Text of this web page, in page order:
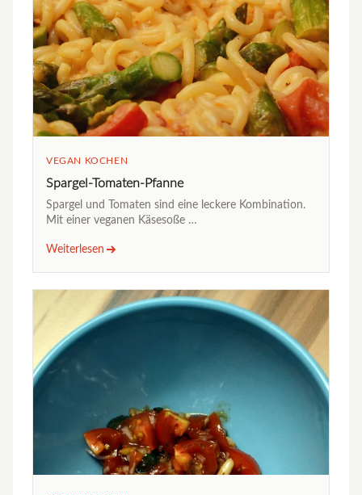
VEGAN KOCHEN
Spargel-Tomaten-Pfanne
Spargel und Tomaten sind eine leckere Kombination.
Mit einer veganen Käsesoße …
Weiterlesen